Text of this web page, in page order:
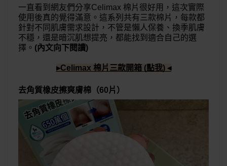
一直看到網友們分享Celimax 棉片很好用，這次實際
使用後真的覺得滿意。這系列共有三款棉片，每款都
針對不同肌膚需求設計，不管是懶人保養、換季肌膚
不穩，還是暗沉肌想提亮，都能找到適合自己的選
擇。 (內文向下閱讀)
▸Celimax 棉片三款開箱 (點我) ◂
去角質橡皮擦爽膚棉（60片）